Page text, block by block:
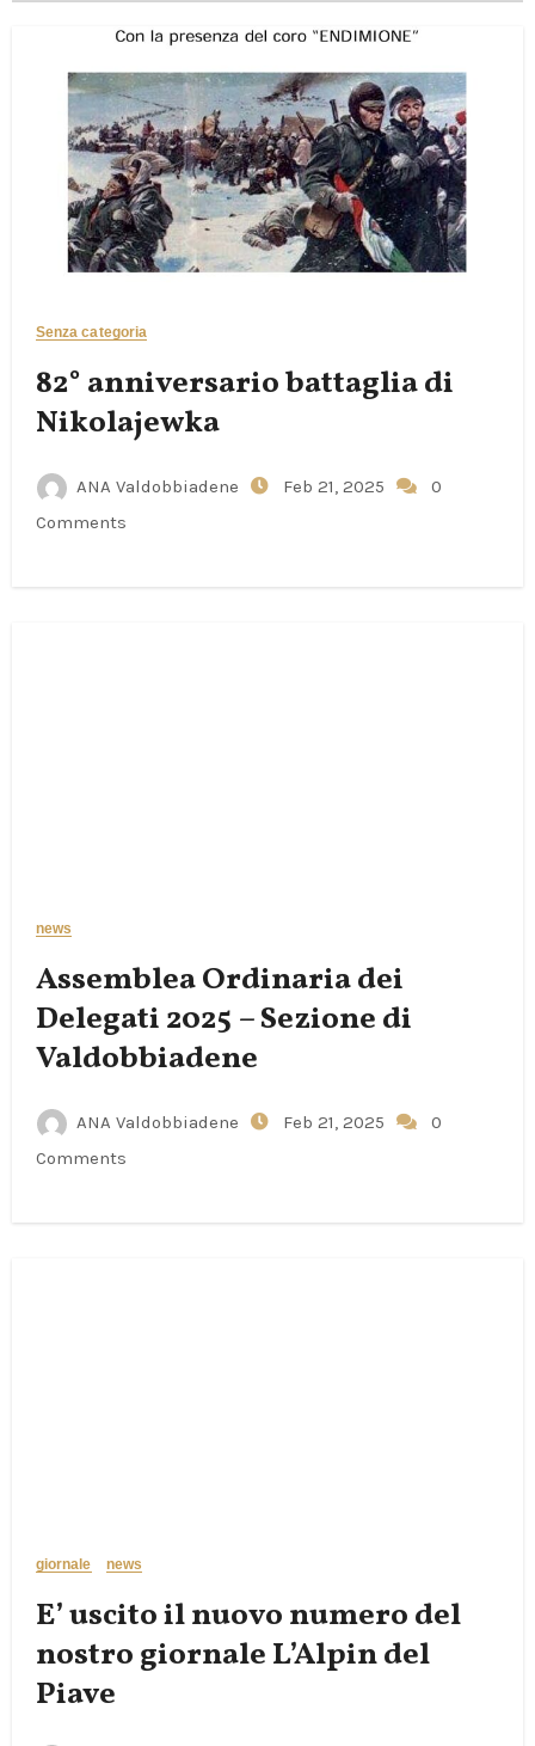
Senza categoria
82° anniversario battaglia di
Nikolajewka
ANA Valdobbiadene Feb 21, 2025
0
Comments
news
Assemblea Ordinaria dei
Delegati 2025 – Sezione di
Valdobbiadene
ANA Valdobbiadene Feb 21, 2025
0
Comments
giornale news
E’ uscito il nuovo numero del
nostro giornale L’Alpin del
Piave